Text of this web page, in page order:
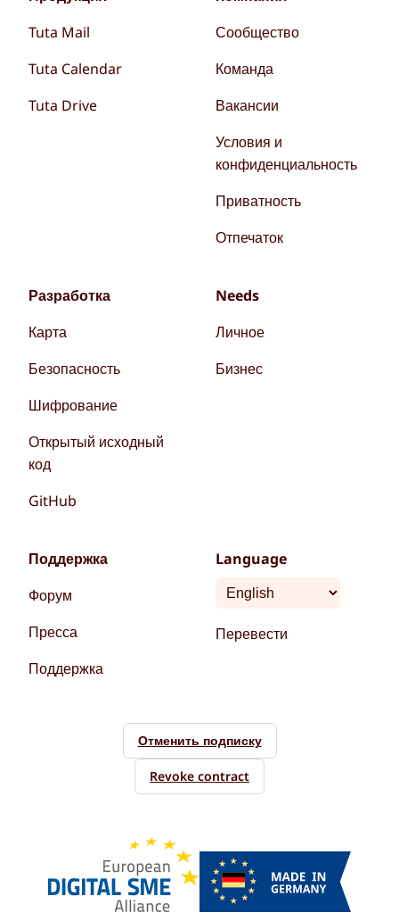
Tuta Mail
Tuta Calendar
Tuta Drive
Сообщество
Команда
Вакансии
Условия и
конфиденциальность
Приватность
Отпечаток
Разработка
Карта
Безопасность
Шифрование
Открытый исходный
код
GitHub
Needs
Личное
Бизнес
Поддержка
Форум
Пресса
Поддержка
Language
Перевести
Отменить подписку
Revoke contract